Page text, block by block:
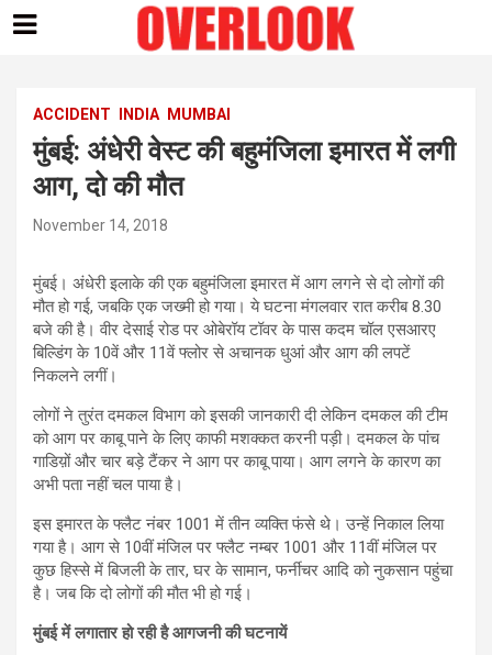
contentACCIDENT INDIA MUMBAI
मुंबई: अंधेरी वेस्ट की बहुमंजिला इमारत में लगी
आग, दो की मौत
November 14, 2018
मुंबई। अंधेरी इलाके की एक बहुमंजिला इमारत में आग लगने से दो लोगों की
मौत हो गई, जबकि एक जख्मी हो गया। ये घटना मंगलवार रात करीब 8.30
बजे की है। वीर देसाई रोड पर ओबेरॉय टॉवर के पास कदम चॉल एसआरए
बिल्डिंग के 10वें और 11वें फ्लोर से अचानक धुआं और आग की लपटें
निकलने लगीं।
लोगों ने तुरंत दमकल विभाग को इसकी जानकारी दी लेकिन दमकल की टीम
को आग पर काबू पाने के लिए काफी मशक्कत करनी पड़ी। दमकल के पांच
गाडिय़ों और चार बड़े टैंकर ने आग पर काबू पाया। आग लगने के कारण का
अभी पता नहीं चल पाया है।
इस इमारत के फ्लैट नंबर 1001 में तीन व्यक्ति फंसे थे। उन्हें निकाल लिया
गया है। आग से 10वीं मंजिल पर फ्लैट नम्बर 1001 और 11वीं मंजिल पर
कुछ हिस्से में बिजली के तार, घर के सामान, फर्नीचर आदि को नुकसान पहुंचा
है। जब कि दो लोगों की मौत भी हो गई।
मुंबई में लगातार हो रही है आगजनी की घटनायें